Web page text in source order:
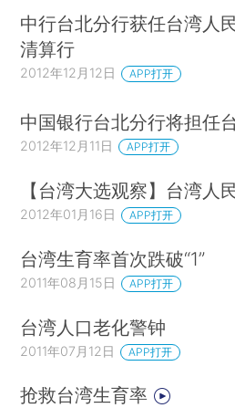
中行台北分行获任台湾人
清算行
2012年12月12日 APP打开
中国银行台北分行将担任
2012年12月11日 APP打开
【台湾大选观察】台湾人
2012年01月16日 APP打开
台湾生育率首次跌破“1”
2011年08月15日 APP打开
台湾人口老化警钟
2011年07月12日 APP打开
抢救台湾生育率